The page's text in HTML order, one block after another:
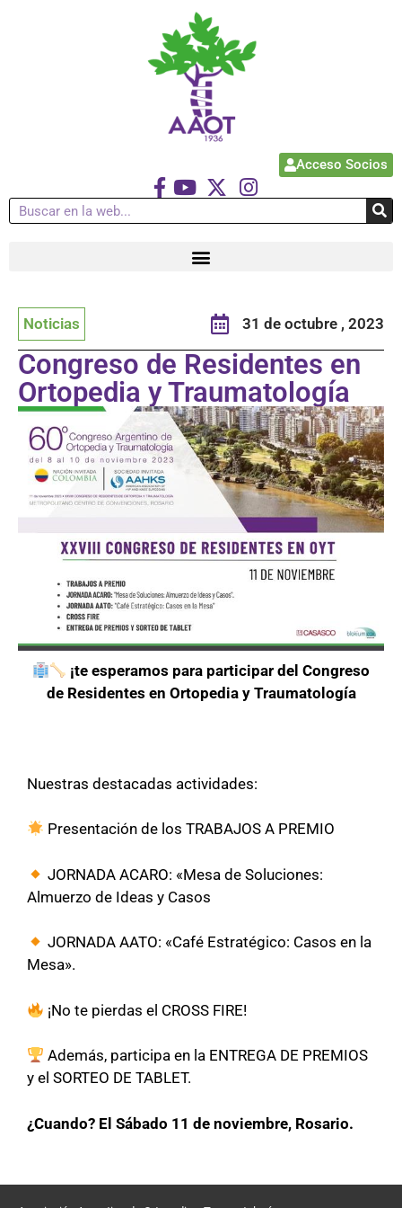
Acceso Socios
Noticias 31 de octubre , 2023
Congreso de Residentes en
Ortopedia y Traumatología
¡te esperamos para participar del Congreso
de Residentes en Ortopedia y Traumatología
Nuestras destacadas actividades:
Presentación de los TRABAJOS A PREMIO
JORNADA ACARO: «Mesa de Soluciones:
Almuerzo de Ideas y Casos
JORNADA AATO: «Café Estratégico: Casos en la
Mesa».
¡No te pierdas el CROSS FIRE!
Además, participa en la ENTREGA DE PREMIOS
y el SORTEO DE TABLET.
¿Cuando? El Sábado 11 de noviembre, Rosario.